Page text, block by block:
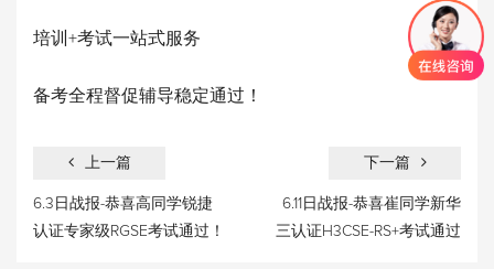
培训+考试一站式服务
备考全程督促辅导稳定通过！
上一篇
6.3日战报-恭喜高同学锐捷
认证专家级RGSE考试通过！
下一篇
6.11日战报-恭喜崔同学新华
三认证H3CSE-RS+考试通过